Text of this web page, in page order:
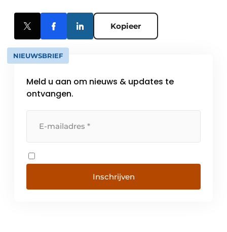
Kopieer
NIEUWSBRIEF
Meld u aan om nieuws & updates te
ontvangen.
Inschrijven